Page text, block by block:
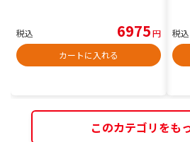
税込 6975円
カートに入れる
税込
このカテゴリをも